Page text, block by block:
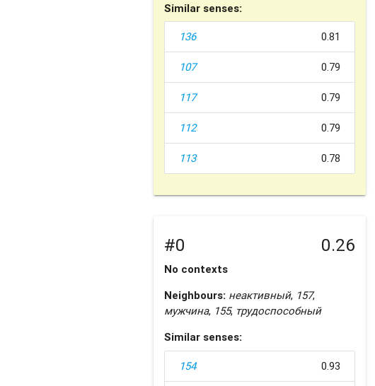
Similar senses:
136 0.81
107 0.79
117 0.79
112 0.79
113 0.78
#0 0.26
No contexts
Neighbours: неактивный, 157,
мужчина, 155, трудоспособный
Similar senses:
154 0.93